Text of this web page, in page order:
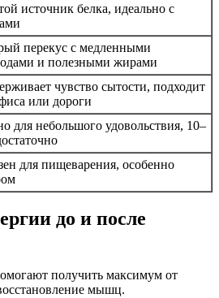
источник белка, идеально с
перекус с медленными
и полезными жирами
чувство сытости, подходит
или дороги
для небольшого удовольствия, 10–
для пищеварения, особенно
до и после
получить максимум от
мышц.